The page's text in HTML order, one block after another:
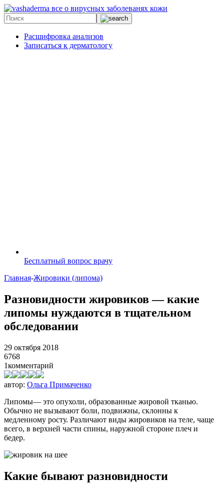
все о вирусных заболеванях кожи
Расшифровка анализов
Записаться к дерматологу
Бесплатный вопрос врачу
Главная-Жировики (липома)
Разновидности жировиков — какие
липомы нуждаются в тщательном
обследовании
29 октября 2018
6768
1комментарий
автор: Ольга Примаченко
Липомы— это опухоли, образованные жировой тканью.
Обычно не вызывают боли, подвижны, склонны к
медленному росту. Различают виды жировиков на теле, чаще
всего, в верхней части спины, наружной стороне плеч и
бедер.
Какие бывают разновидности